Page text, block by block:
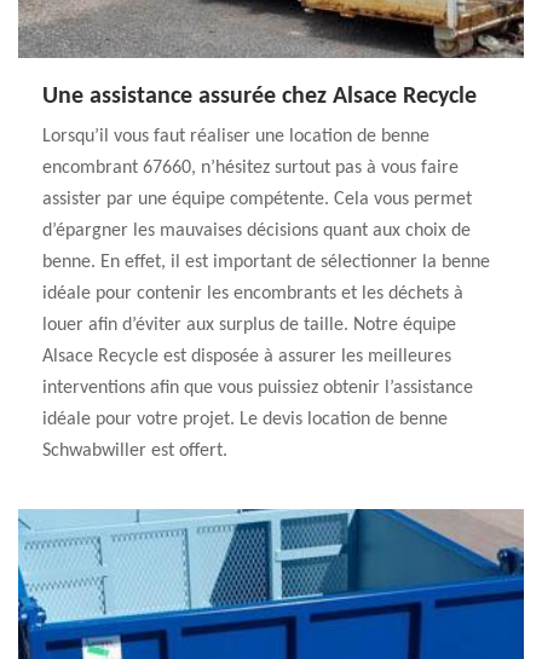
Une assistance assurée chez Alsace Recycle
Lorsqu’il vous faut réaliser une location de benne
encombrant 67660, n’hésitez surtout pas à vous faire
assister par une équipe compétente. Cela vous permet
d’épargner les mauvaises décisions quant aux choix de
benne. En effet, il est important de sélectionner la benne
idéale pour contenir les encombrants et les déchets à
louer afin d’éviter aux surplus de taille. Notre équipe
Alsace Recycle est disposée à assurer les meilleures
interventions afin que vous puissiez obtenir l’assistance
idéale pour votre projet. Le devis location de benne
Schwabwiller est offert.